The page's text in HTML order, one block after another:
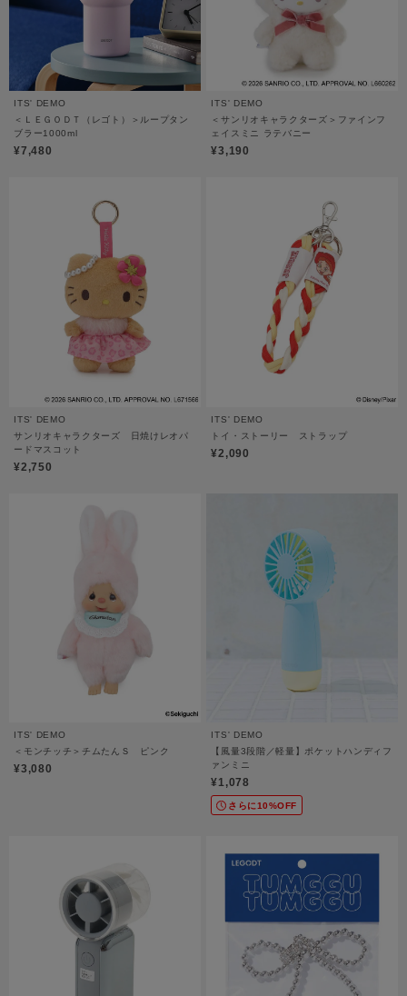
ITS' DEMO
＜ＬＥＧＯＤＴ（レゴト）＞ループタン
ブラー1000ml
¥7,480
ITS' DEMO
＜サンリオキャラクターズ＞ファインフ
ェイスミニ ラテバニー
¥3,190
ITS' DEMO
サンリオキャラクターズ 日焼けレオパ
ードマスコット
¥2,750
ITS' DEMO
トイ・ストーリー ストラップ
¥2,090
ITS' DEMO
＜モンチッチ＞チムたんＳ ピンク
¥3,080
ITS' DEMO
【風量3段階／軽量】ポケットハンディフ
ァンミニ
¥1,078
さらに10%OFF